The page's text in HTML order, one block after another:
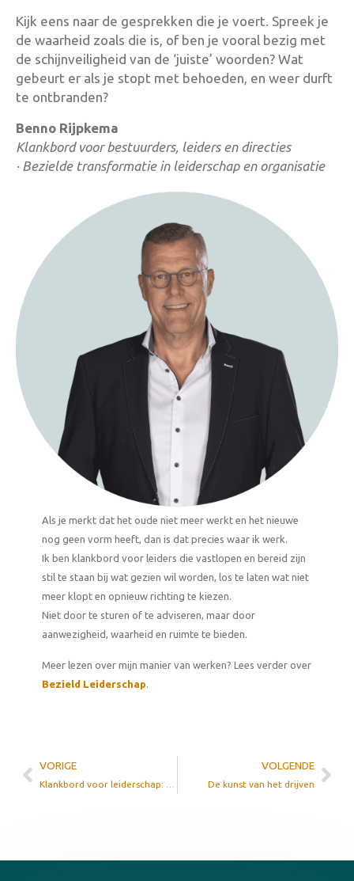
Kijk eens naar de gesprekken die je voert. Spreek je
de waarheid zoals die is, of ben je vooral bezig met
de schijnveiligheid van de ‘juiste’ woorden? Wat
gebeurt er als je stopt met behoeden, en weer durft
te ontbranden?
Benno Rijpkema
Klankbord voor bestuurders, leiders en directies
· Bezielde transformatie in leiderschap en organisatie
Als je merkt dat het oude niet meer werkt en het nieuwe
nog geen vorm heeft, dan is dat precies waar ik werk.
Ik ben klankbord voor leiders die vastlopen en bereid zijn
stil te staan bij wat gezien wil worden, los te laten wat niet
meer klopt en opnieuw richting te kiezen.
Niet door te sturen of te adviseren, maar door
aanwezigheid, waarheid en ruimte te bieden.
Meer lezen over mijn manier van werken? Lees verder over
Bezield Leiderschap.
VORIGE VOLGENDE
De kunst van het drijven